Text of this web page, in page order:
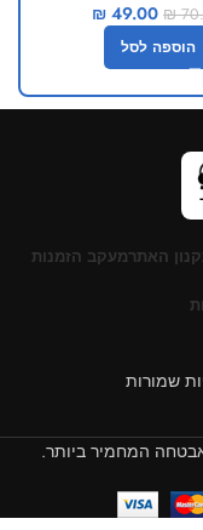
₪
₪ 49.00
הוספה לסל
האתרמעקב הזמנות
המחמיר ביותר.